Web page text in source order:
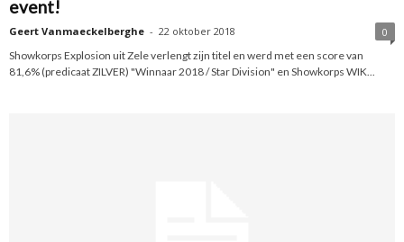
event!
Geert Vanmaeckelberghe - 22 oktober 2018
0
Showkorps Explosion uit Zele verlengt zijn titel en werd met een score van
81,6% (predicaat ZILVER) "Winnaar 2018 / Star Division" en Showkorps WIK...